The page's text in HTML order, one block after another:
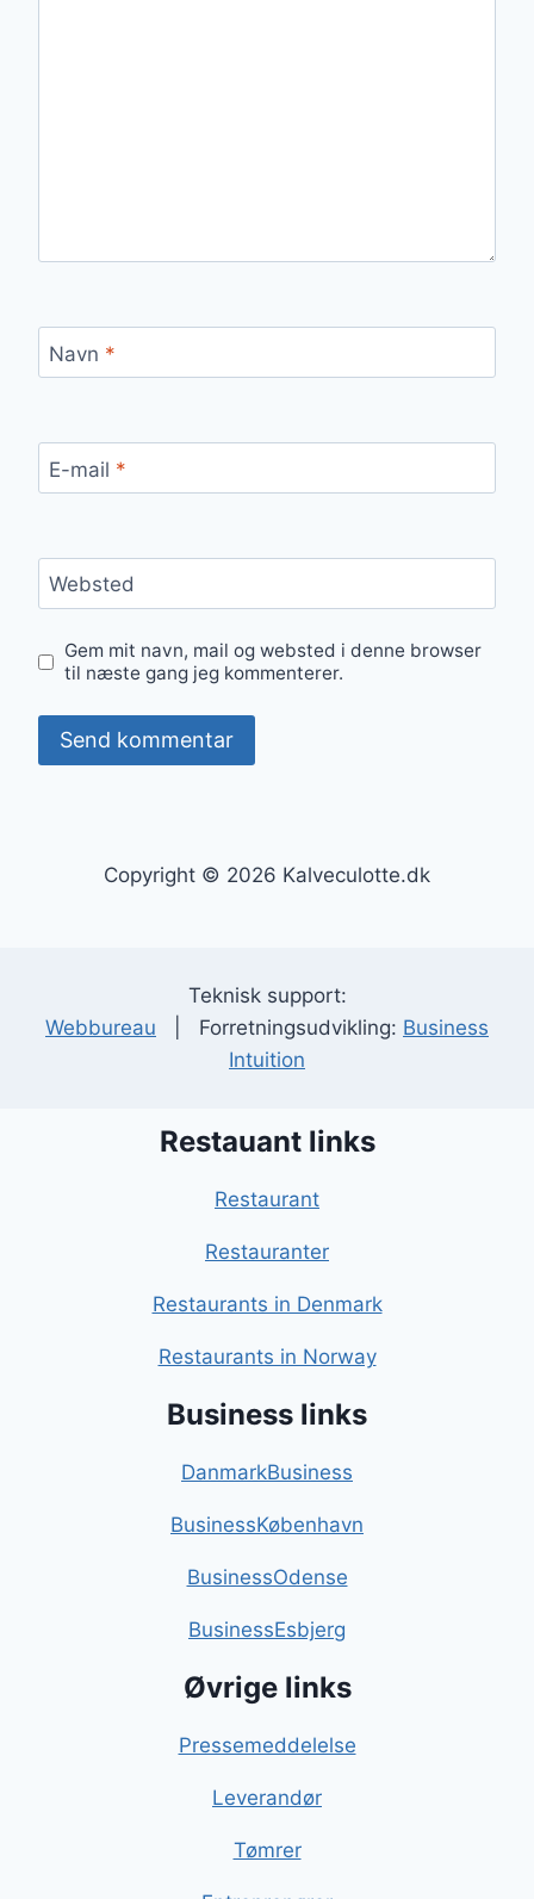
Navn *
E-mail *
Websted
Gem mit navn, mail og websted i denne browser
til næste gang jeg kommenterer.
Copyright © 2026 Kalveculotte.dk
Teknisk support:
Webbureau | Forretningsudvikling: Business
Intuition
Restauant links
Restaurant
Restauranter
Restaurants in Denmark
Restaurants in Norway
Business links
DanmarkBusiness
BusinessKøbenhavn
BusinessOdense
BusinessEsbjerg
Øvrige links
Pressemeddelelse
Leverandør
Tømrer